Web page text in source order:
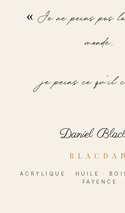
« Je ne peins pas
monde,
je peins ce qu'il
Daniel
BLACDAN
ACRYLIQUE · HUILE ·
FAYENCE
BLACDAN
LES JEUX DU CIRQUE